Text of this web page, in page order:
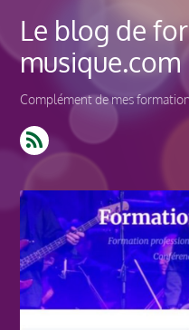
Le blog de
musique.com
Complément de mes